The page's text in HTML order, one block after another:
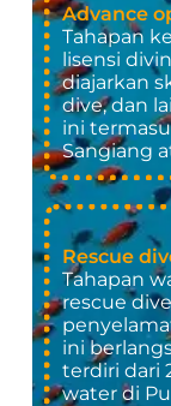
Advance
Tahapan
lisensi
diajarkan
dive, dan
ini
Sangiang
Rescue
Tahapan
rescue
ini
terdiri dari
water di